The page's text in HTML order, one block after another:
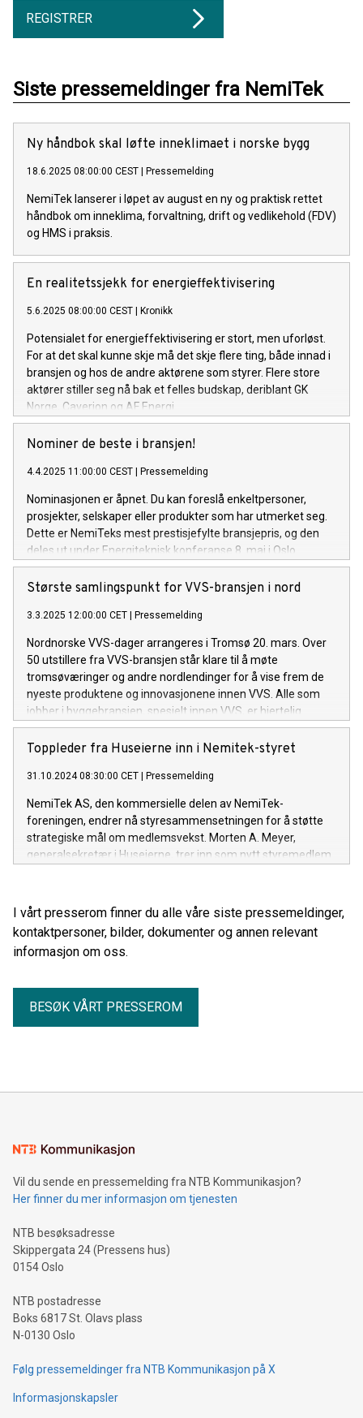
REGISTRER
Siste pressemeldinger fra NemiTek
Ny håndbok skal løfte inneklimaet i norske bygg
18.6.2025 08:00:00 CEST Pressemelding
NemiTek lanserer i løpet av august en ny og praktisk rettet
håndbok om inneklima, forvaltning, drift og vedlikehold (FDV)
og HMS i praksis.
En realitetssjekk for energieffektivisering
5.6.2025 08:00:00 CEST Kronikk
Potensialet for energieffektivisering er stort, men uforløst.
For at det skal kunne skje må det skje flere ting, både innad i
bransjen og hos de andre aktørene som styrer. Flere store
aktører stiller seg nå bak et felles budskap, deriblant GK
Norge, Caverion og AF Energi.
Nominer de beste i bransjen!
4.4.2025 11:00:00 CEST Pressemelding
Nominasjonen er åpnet. Du kan foreslå enkeltpersoner,
prosjekter, selskaper eller produkter som har utmerket seg.
Dette er NemiTeks mest prestisjefylte bransjepris, og den
deles ut under Energiteknisk konferanse 8. mai i Oslo.
Største samlingspunkt for VVS-bransjen i nord
3.3.2025 12:00:00 CET Pressemelding
Nordnorske VVS-dager arrangeres i Tromsø 20. mars. Over
50 utstillere fra VVS-bransjen står klare til å møte
tromsøværinger og andre nordlendinger for å vise frem de
nyeste produktene og innovasjonene innen VVS. Alle som
jobber i byggebransjen, spesielt innen VVS, er hjertelig
velkomne. Messen er gratis for alle besøkende.
Toppleder fra Huseierne inn i Nemitek-styret
31.10.2024 08:30:00 CET Pressemelding
NemiTek AS, den kommersielle delen av NemiTek-
foreningen, endrer nå styresammensetningen for å støtte
strategiske mål om medlemsvekst. Morten A. Meyer,
generalsekretær i Huseierne, trer inn som nytt styremedlem.
I vårt presserom finner du alle våre siste pressemeldinger,
kontaktpersoner, bilder, dokumenter og annen relevant
informasjon om oss.
BESØK VÅRT PRESSEROM
Vil du sende en pressemelding fra NTB Kommunikasjon?
Her finner du mer informasjon om tjenesten
NTB besøksadresse
Skippergata 24 (Pressens hus)
0154 Oslo
NTB postadresse
Boks 6817 St. Olavs plass
N-0130 Oslo
Følg pressemeldinger fra NTB Kommunikasjon på X
Informasjonskapsler